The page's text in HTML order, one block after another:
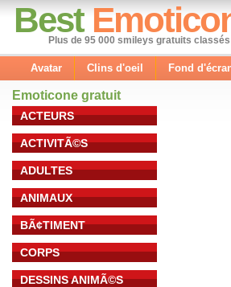
Best
Plus de 95 000 smileys gratuits
Avatar Clins d'oeil Fond
Emoticone gratuit
ACTEURS
ACTIVITÃ©S
ADULTES
ANIMAUX
BÃ¢TIMENT
CORPS
DESSINS ANIMÃ©S